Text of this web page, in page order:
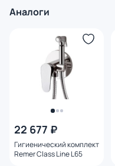
Аналоги
22 677 ₽
Гигиенический комплект
Remer Class Line L65